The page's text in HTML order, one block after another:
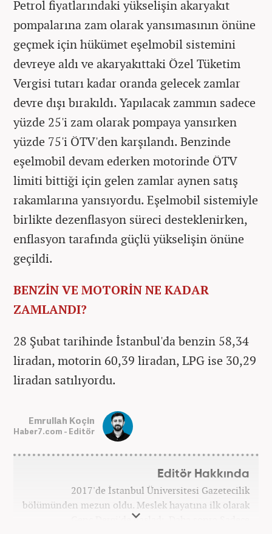
Petrol fiyatlarındaki yükselişin akaryakıt
pompalarına zam olarak yansımasının önüne
geçmek için hükümet eşelmobil sistemini
devreye aldı ve akaryakıttaki Özel Tüketim
Vergisi tutarı kadar oranda gelecek zamlar
devre dışı bırakıldı. Yapılacak zammın sadece
yüzde 25'i zam olarak pompaya yansırken
yüzde 75'i ÖTV'den karşılandı. Benzinde
eşelmobil devam ederken motorinde ÖTV
limiti bittiği için gelen zamlar aynen satış
rakamlarına yansıyordu. Eşelmobil sistemiyle
birlikte dezenflasyon süreci desteklenirken,
enflasyon tarafında güçlü yükselişin önüne
geçildi.
BENZİN VE MOTORİN NE KADAR
ZAMLANDI?
28 Şubat tarihinde İstanbul'da benzin 58,34
liradan, motorin 60,39 liradan, LPG ise 30,29
liradan satılıyordu.
Emrullah Koçin
Haber7.com - Editör
Editör Hakkında
2017'de İstanbul Üniversitesi Gazetecilik
bölümünden mezun oldu. Meslek hayatına ilk olarak
Genç Dergi'de başladı. Daha sonra Sadece